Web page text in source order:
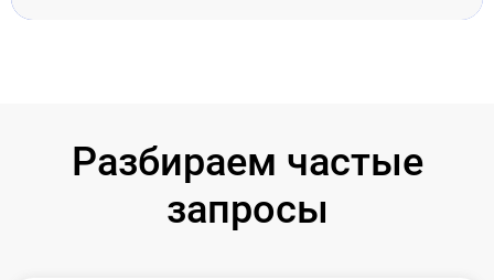
Разбираем частые
запросы